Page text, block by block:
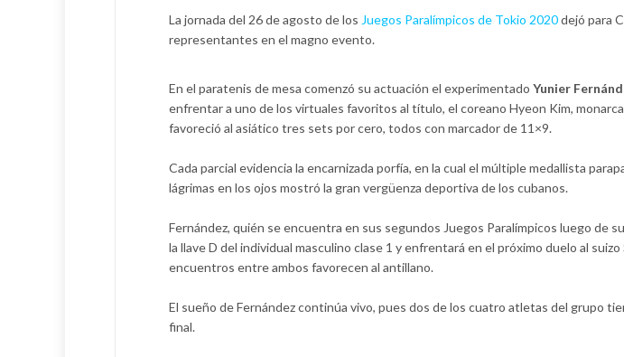
La jornada del 26 de agosto de los Juegos Paralímpicos de Tokio 2020dejó para
representantes en el magno evento.
En el paratenis de mesa comenzó su actuación el experimentado Yunier
enfrentar a uno de los virtuales favoritos al título, el coreano Hyeon Kim,
favoreció al asiático tres sets por cero, todos con marcador de 11×9.
Cada parcial evidencia la encarnizada porfía, en la cual el múltiple medallista
lágrimas en los ojos mostró la gran vergüenza deportiva de los cubanos.
Fernández, quién se encuentra en sus segundos Juegos Paralímpicos luego de
la llave D del individual masculino clase 1 y enfrentará en el próximo duelo al
encuentros entre ambos favorecen al antillano.
El sueño de Fernández continúa vivo, pues dos de los cuatro atletas del grupo
final.